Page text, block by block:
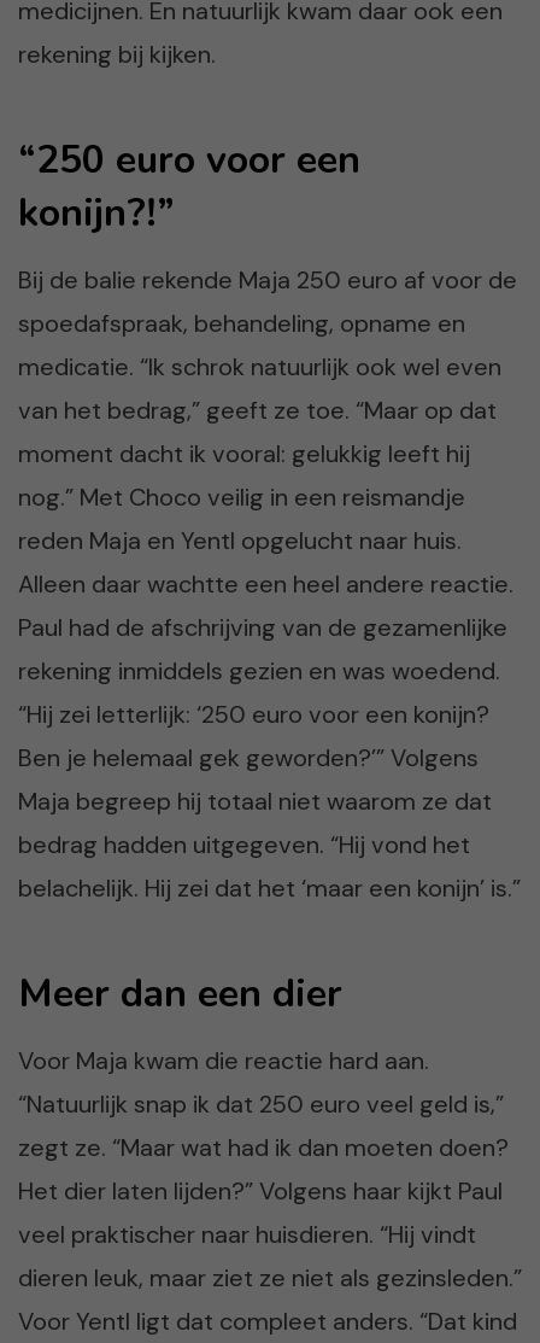
medicijnen. En natuurlijk kwam daar ook een
rekening bij kijken.
“250 euro voor een
konijn?!”
Bij de balie rekende Maja 250 euro af voor de
spoedafspraak, behandeling, opname en
medicatie. “Ik schrok natuurlijk ook wel even
van het bedrag,” geeft ze toe. “Maar op dat
moment dacht ik vooral: gelukkig leeft hij
nog.” Met Choco veilig in een reismandje
reden Maja en Yentl opgelucht naar huis.
Alleen daar wachtte een heel andere reactie.
Paul had de afschrijving van de gezamenlijke
rekening inmiddels gezien en was woedend.
“Hij zei letterlijk: ‘250 euro voor een konijn?
Ben je helemaal gek geworden?’” Volgens
Maja begreep hij totaal niet waarom ze dat
bedrag hadden uitgegeven. “Hij vond het
belachelijk. Hij zei dat het ‘maar een konijn’ is.”
Meer dan een dier
Voor Maja kwam die reactie hard aan.
“Natuurlijk snap ik dat 250 euro veel geld is,”
zegt ze. “Maar wat had ik dan moeten doen?
Het dier laten lijden?” Volgens haar kijkt Paul
veel praktischer naar huisdieren. “Hij vindt
dieren leuk, maar ziet ze niet als gezinsleden.”
Voor Yentl ligt dat compleet anders. “Dat kind